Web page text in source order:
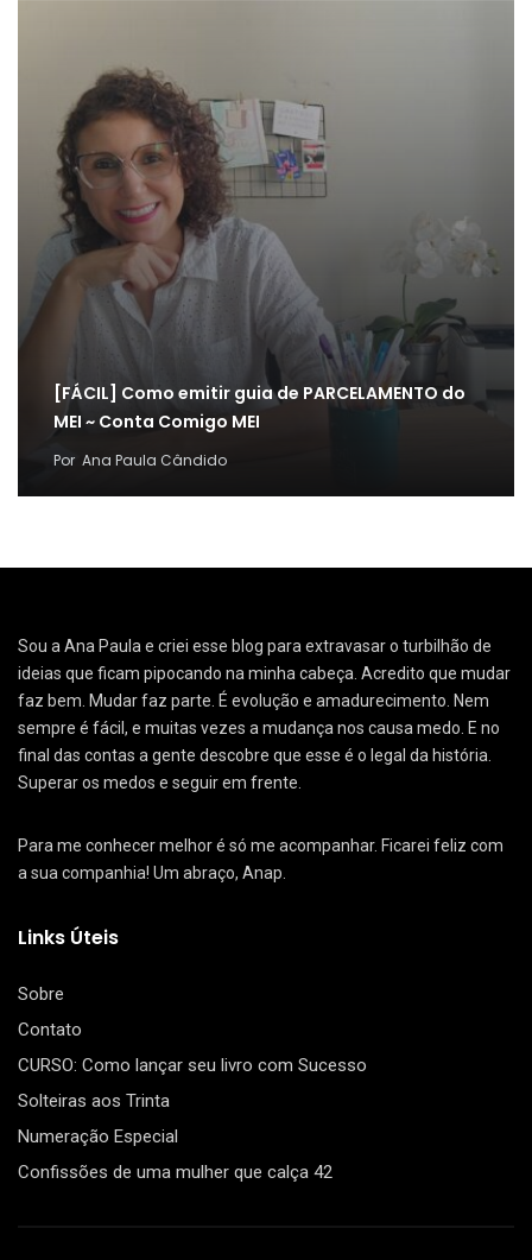
[FÁCIL] Como emitir guia de PARCELAMENTO do
MEI ~ Conta Comigo MEI
Por Ana Paula Cândido
Sou a Ana Paula e criei esse blog para extravasar o turbilhão de
ideias que ficam pipocando na minha cabeça. Acredito que mudar
faz bem. Mudar faz parte. É evolução e amadurecimento. Nem
sempre é fácil, e muitas vezes a mudança nos causa medo. E no
final das contas a gente descobre que esse é o legal da história.
Superar os medos e seguir em frente.
Para me conhecer melhor é só me acompanhar. Ficarei feliz com
a sua companhia! Um abraço, Anap.
Links Úteis
Sobre
Contato
CURSO: Como lançar seu livro com Sucesso
Solteiras aos Trinta
Numeração Especial
Confissões de uma mulher que calça 42